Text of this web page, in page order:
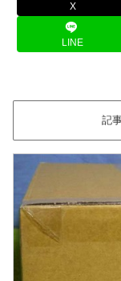
X
LINE
記